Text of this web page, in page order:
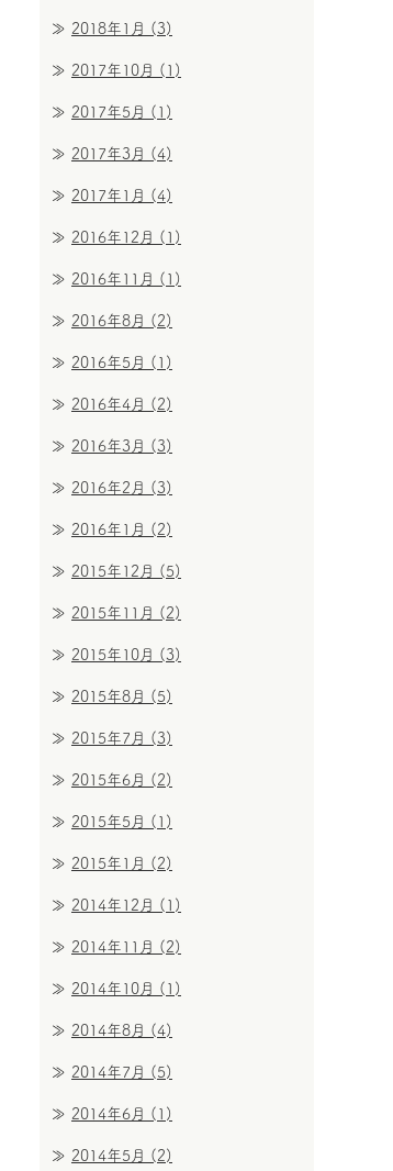
2018年1月 (3)
2017年10月 (1)
2017年5月 (1)
2017年3月 (4)
2017年1月 (4)
2016年12月 (1)
2016年11月 (1)
2016年8月 (2)
2016年5月 (1)
2016年4月 (2)
2016年3月 (3)
2016年2月 (3)
2016年1月 (2)
2015年12月 (5)
2015年11月 (2)
2015年10月 (3)
2015年8月 (5)
2015年7月 (3)
2015年6月 (2)
2015年5月 (1)
2015年1月 (2)
2014年12月 (1)
2014年11月 (2)
2014年10月 (1)
2014年8月 (4)
2014年7月 (5)
2014年6月 (1)
2014年5月 (2)